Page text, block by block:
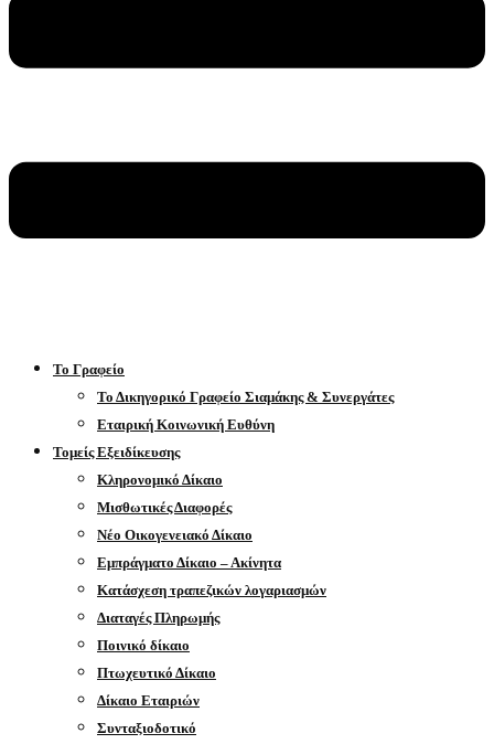
Το Γραφείο
Το Δικηγορικό Γραφείο Σιαμάκης & Συνεργάτες
Εταιρική Κοινωνική Ευθύνη
Τομείς Εξειδίκευσης
Κληρονομικό Δίκαιο
Μισθωτικές Διαφορές
Νέο Οικογενειακό Δίκαιο
Εμπράγματο Δίκαιο – Ακίνητα
Κατάσχεση τραπεζικών λογαριασμών
Διαταγές Πληρωμής
Ποινικό δίκαιο
Πτωχευτικό Δίκαιο
Δίκαιο Εταιριών
Συνταξιοδοτικό